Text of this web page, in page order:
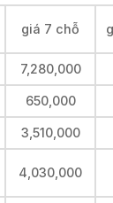
giá 7 chỗ
7,280,000
650,000
3,510,000
4,030,000